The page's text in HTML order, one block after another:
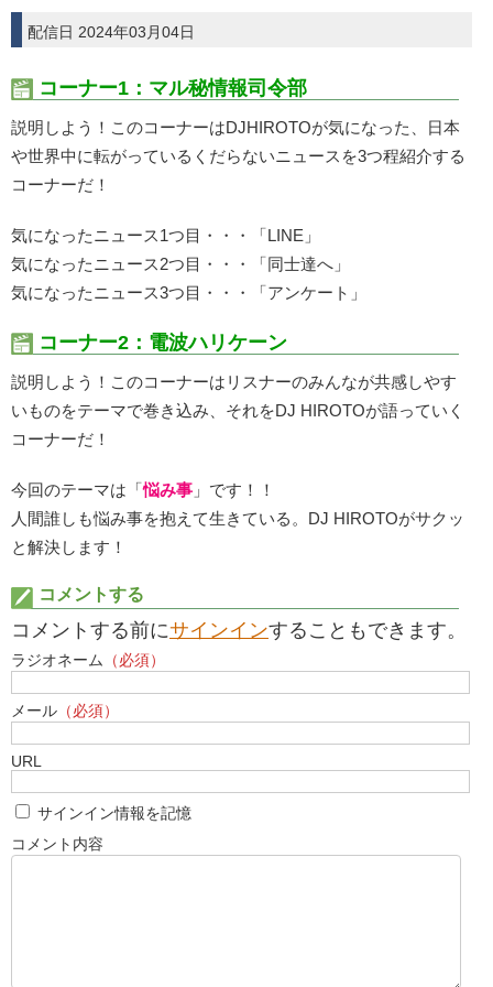
配信日 2024年03月04日
コーナー1：マル秘情報司令部
説明しよう！このコーナーはDJHIROTOが気になった、日本
や世界中に転がっているくだらないニュースを3つ程紹介する
コーナーだ！
気になったニュース1つ目・・・「LINE」
気になったニュース2つ目・・・「同士達へ」
気になったニュース3つ目・・・「アンケート」
コーナー2：電波ハリケーン
説明しよう！このコーナーはリスナーのみんなが共感しやす
いものをテーマで巻き込み、それをDJ HIROTOが語っていく
コーナーだ！
今回のテーマは「悩み事 」です！！
人間誰しも悩み事を抱えて生きている。DJ HIROTOがサクッ
と解決します！
コメントする
コメントする前にサインインすることもできます。
ラジオネーム （必須）
メール （必須）
URL
サインイン情報を記憶
コメント内容